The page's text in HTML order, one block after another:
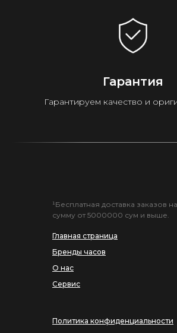
Гарантия
Гарантируем качество и
Главная страница
Бренды часов
О нас
Сервис
¹Бесплатная доставка заказов на
сумму от 5000000 сум и выше.
Политика конфиденциальности